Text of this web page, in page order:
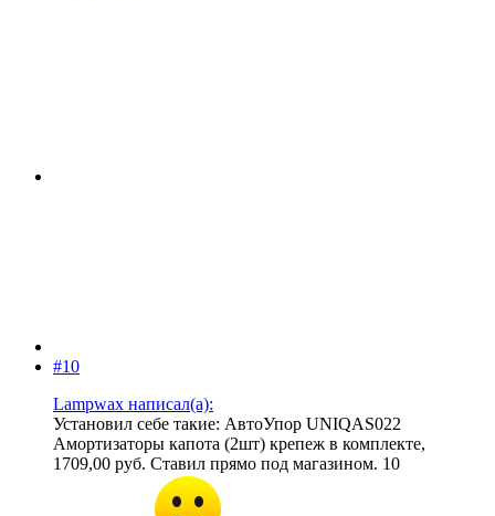
#10
Lampwax написал(а):
Установил себе такие: АвтоУпор UNIQAS022
Амортизаторы капота (2шт) крепеж в комплекте,
1709,00 руб. Ставил прямо под магазином. 10